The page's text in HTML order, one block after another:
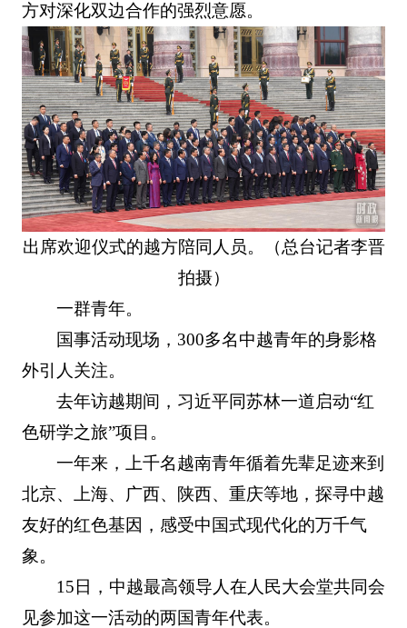
方对深化双边合作的强烈意愿。
出席欢迎仪式的越方陪同人员。（总台记者李晋
拍摄）
一群青年。
国事活动现场，300多名中越青年的身影格
外引人关注。
去年访越期间，习近平同苏林一道启动“红
色研学之旅”项目。
一年来，上千名越南青年循着先辈足迹来到
北京、上海、广西、陕西、重庆等地，探寻中越
友好的红色基因，感受中国式现代化的万千气
象。
15日，中越最高领导人在人民大会堂共同会
见参加这一活动的两国青年代表。